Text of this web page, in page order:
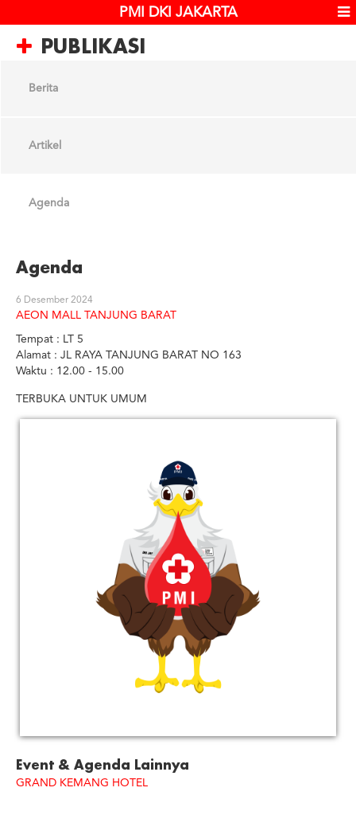
PMI DKI JAKARTA
PUBLIKASI
Berita
Artikel
Agenda
Agenda
6 Desember 2024
AEON MALL TANJUNG BARAT
Tempat : LT 5
Alamat : JL RAYA TANJUNG BARAT NO 163
Waktu : 12.00 - 15.00
TERBUKA UNTUK UMUM
Event & Agenda Lainnya
GRAND KEMANG HOTEL